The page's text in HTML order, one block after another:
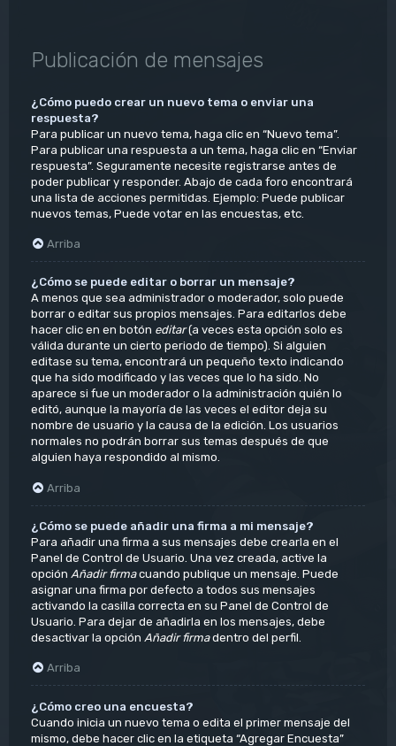
Publicación de mensajes
¿Cómo puedo crear un nuevo tema o enviar una
respuesta?
Para publicar un nuevo tema, haga clic en “Nuevo tema”.
Para publicar una respuesta a un tema, haga clic en “Enviar
respuesta”. Seguramente necesite registrarse antes de
poder publicar y responder. Abajo de cada foro encontrará
una lista de acciones permitidas. Ejemplo: Puede publicar
nuevos temas, Puede votar en las encuestas, etc.
Arriba
¿Cómo se puede editar o borrar un mensaje?
A menos que sea administrador o moderador, solo puede
borrar o editar sus propios mensajes. Para editarlos debe
hacer clic en en botón editar(a veces esta opción solo es
válida durante un cierto periodo de tiempo). Si alguien
editase su tema, encontrará un pequeño texto indicando
que ha sido modificado y las veces que lo ha sido. No
aparece si fue un moderador o la administración quién lo
editó, aunque la mayoría de las veces el editor deja su
nombre de usuario y la causa de la edición. Los usuarios
normales no podrán borrar sus temas después de que
alguien haya respondido al mismo.
Arriba
¿Cómo se puede añadir una firma a mi mensaje?
Para añadir una firma a sus mensajes debe crearla en el
Panel de Control de Usuario. Una vez creada, active la
opción Añadir firmacuando publique un mensaje. Puede
asignar una firma por defecto a todos sus mensajes
activando la casilla correcta en su Panel de Control de
Usuario. Para dejar de añadirla en los mensajes, debe
desactivar la opción Añadir firmadentro del perfil.
Arriba
¿Cómo creo una encuesta?
Cuando inicia un nuevo tema o edita el primer mensaje del
mismo, debe hacer clic en la etiqueta “Agregar Encuesta”